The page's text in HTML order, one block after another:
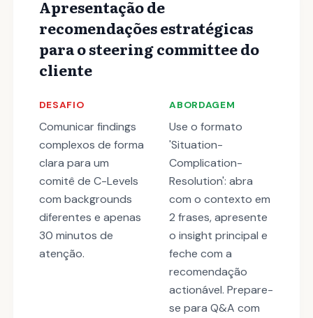
Apresentação de
recomendações estratégicas
para o steering committee do
cliente
DESAFIO
Comunicar findings
complexos de forma
clara para um
comitê de C-Levels
com backgrounds
diferentes e apenas
30 minutos de
atenção.
ABORDAGEM
Use o formato
'Situation-
Complication-
Resolution': abra
com o contexto em
2 frases, apresente
o insight principal e
feche com a
recomendação
actionável. Prepare-
se para Q&A com